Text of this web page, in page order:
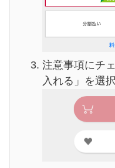
注意事項にチ
入れる」を選択